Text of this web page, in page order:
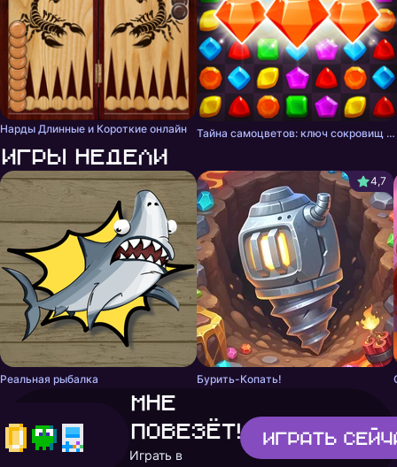
Нарды Длинные и Короткие онлайн Тайна самоцветов: ключ сокровищ - три в ряд
Игры недели
Реальная рыбалка
4,7
Бурить-Копать!
Мне
повезёт!
Играть в
Играть